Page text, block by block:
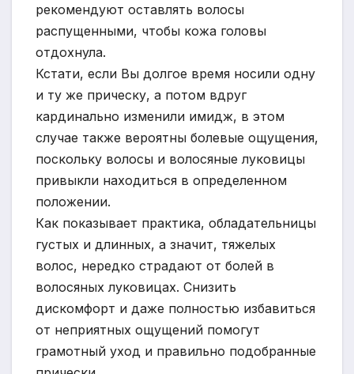
рекомендуют оставлять волосы
распущенными, чтобы кожа головы
отдохнула.
Кстати, если Вы долгое время носили одну
и ту же прическу, а потом вдруг
кардинально изменили имидж, в этом
случае также вероятны болевые ощущения,
поскольку волосы и волосяные луковицы
привыкли находиться в определенном
положении.
Как показывает практика, обладательницы
густых и длинных, а значит, тяжелых
волос, нередко страдают от болей в
волосяных луковицах. Снизить
дискомфорт и даже полностью избавиться
от неприятных ощущений помогут
грамотный уход и правильно подобранные